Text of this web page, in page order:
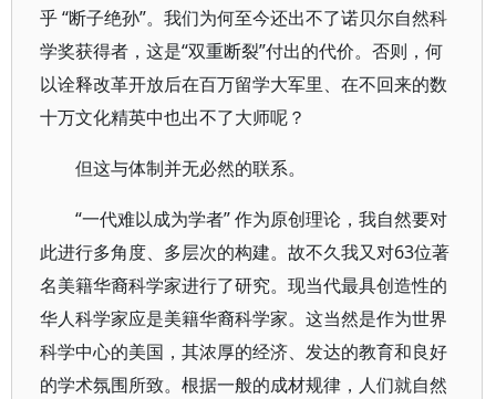
乎 “断子绝孙”。我们为何至今还出不了诺贝尔自然科
学奖获得者，这是“双重断裂”付出的代价。否则，何
以诠释改革开放后在百万留学大军里、在不回来的数
十万文化精英中也出不了大师呢？
但这与体制并无必然的联系。
“一代难以成为学者” 作为原创理论，我自然要对
此进行多角度、多层次的构建。故不久我又对63位著
名美籍华裔科学家进行了研究。现当代最具创造性的
华人科学家应是美籍华裔科学家。这当然是作为世界
科学中心的美国，其浓厚的经济、发达的教育和良好
的学术氛围所致。根据一般的成材规律，人们就自然